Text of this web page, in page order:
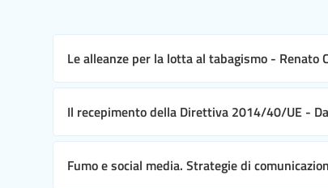
Le alleanze per la lotta al tabagismo - Renato
Il recepimento della Direttiva 2014/40/UE -
Fumo e social media. Strategie di